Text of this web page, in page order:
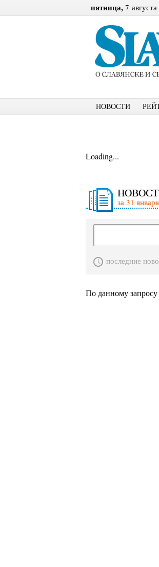
пятница, 7 августа
НОВОСТИ
Loading...
за 31
последние
По данному запросу